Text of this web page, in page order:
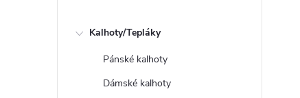
Kalhoty/Tepláky
Pánské kalhoty
Dámské kalhoty